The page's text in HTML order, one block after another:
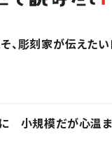
、彫刻家が伝えた
小規模だが心温ま